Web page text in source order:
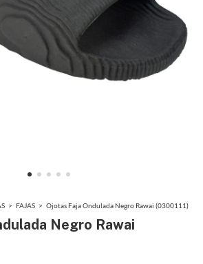
> FAJAS > Ojotas Faja Ondulada Negro Rawai (0300111)
Negro Rawai